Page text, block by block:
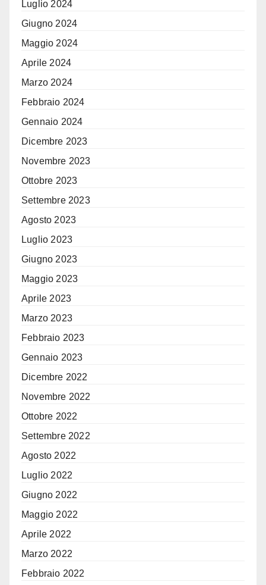
Luglio 2024
Giugno 2024
Maggio 2024
Aprile 2024
Marzo 2024
Febbraio 2024
Gennaio 2024
Dicembre 2023
Novembre 2023
Ottobre 2023
Settembre 2023
Agosto 2023
Luglio 2023
Giugno 2023
Maggio 2023
Aprile 2023
Marzo 2023
Febbraio 2023
Gennaio 2023
Dicembre 2022
Novembre 2022
Ottobre 2022
Settembre 2022
Agosto 2022
Luglio 2022
Giugno 2022
Maggio 2022
Aprile 2022
Marzo 2022
Febbraio 2022